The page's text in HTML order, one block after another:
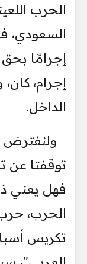
الحرب
السعودي،
إجرامًا
إجرام،
الداخل.
ولنفترض
توقفتا عن
فهل يعني
الحرب، حرب
تكريس